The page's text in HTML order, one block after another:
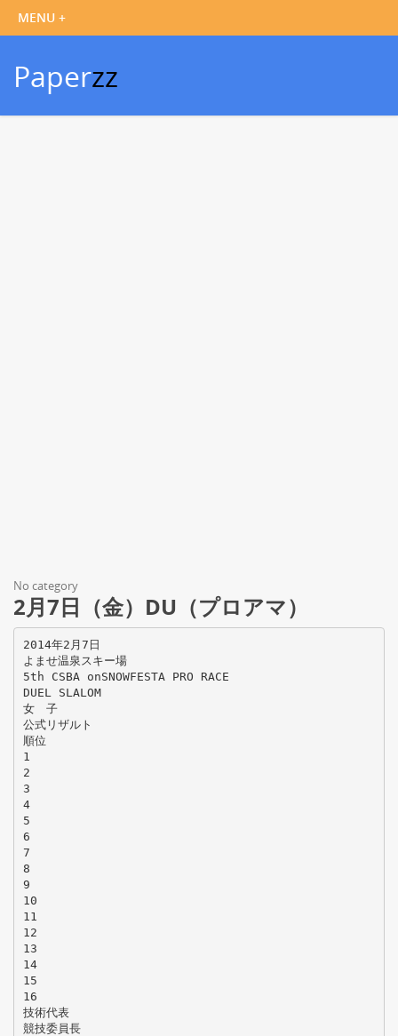
Paperzz
No category
2月7日（金）DU（プロアマ）
2014年2月7日
よませ温泉スキー場
5th CSBA onSNOWFESTA PRO RACE
DUEL SLALOM
女 子
公式リザルト
順位
1
2
3
4
5
6
7
8
9
10
11
12
13
14
15
16
技術代表
競技委員長